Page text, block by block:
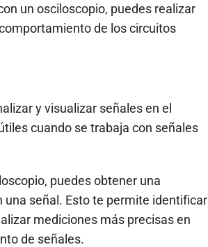
un osciloscopio, puedes realizar
de los circuitos
y visualizar señales en el
cuando se trabaja con señales
puedes obtener una
señal. Esto te permite identificar
mediciones más precisas en
de señales.